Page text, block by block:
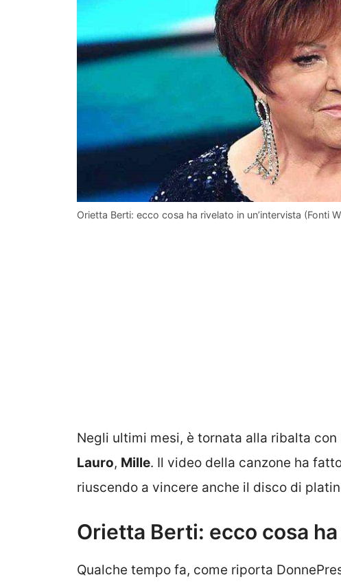
Orietta Berti: ecco cosa ha rivelato in un’intervista (Fonti
Negli ultimi mesi, è tornata alla ribalta
Lauro, Mille. Il video della canzone ha
riuscendo a vincere anche il disco di
Orietta Berti: ecco cosa
Qualche tempo fa, come riporta